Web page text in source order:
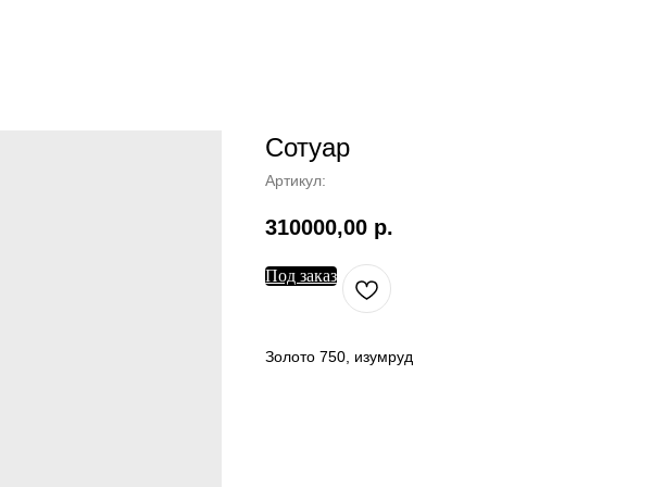
Сотуар
Артикул:
310000,00 р.
Под заказ
Золото 750, изумруд